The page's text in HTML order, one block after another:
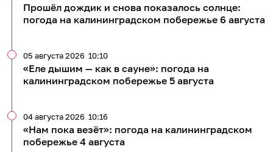
Прошёл дождик и снова показалось солнце:
погода на калининградском побережье 6 августа
«Еле дышим — как в сауне»: погода на
калининградском побережье 5 августа
05 августа 2026 10:10
«Нам пока везёт»: погода на калининградском
побережье 4 августа
04 августа 2026 10:16